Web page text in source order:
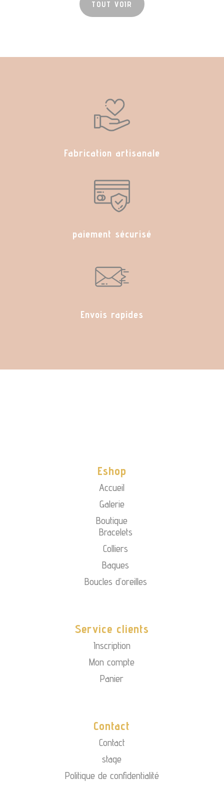
TOUT VOIR
Fabrication artisanale
paiement sécurisé
Envois rapides
Eshop
Accueil
Galerie
Boutique
Bracelets
Colliers
Bagues
Boucles d’oreilles
Service clients
Inscription
Mon compte
Panier
Contact
Contact
stage
Politique de confidentialité